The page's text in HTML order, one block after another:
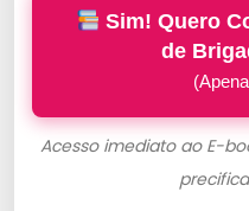
Sim! Quero
de
Acesso imediato ao E-